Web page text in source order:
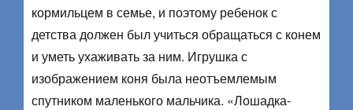
кормильцем в семье, и поэтому ребенок с
детства должен был учиться обращаться с конем
и уметь ухаживать за ним. Игрушка с
изображением коня была неотъемлемым
спутником маленького мальчика. «Лошадка-